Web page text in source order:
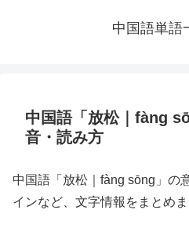
中国語単語
中国語「放松｜fàng
音・読み方
中国語「放松｜fàng sōng」の
インなど、文字情報をまとめま